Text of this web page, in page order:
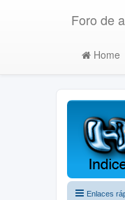
Foro de
Home
Enlaces